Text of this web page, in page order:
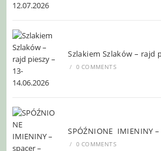
Szlakiem Szlaków – rajd
/ 0 COMMENTS
SPÓŹNIONE IMIENINY
/ 0 COMMENTS